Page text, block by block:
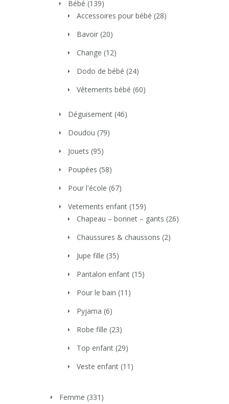
Bébé (139)
Accessoires pour bébé (28)
Bavoir (20)
Change (12)
Dodo de bébé (24)
Vêtements bébé (60)
Déguisement (46)
Doudou (79)
Jouets (95)
Poupées (58)
Pour l'école (67)
Vetements enfant (159)
Chapeau – bonnet – gants (26)
Chaussures & chaussons (2)
Jupe fille (35)
Pantalon enfant (15)
Pour le bain (11)
Pyjama (6)
Robe fille (23)
Top enfant (29)
Veste enfant (11)
Femme (331)